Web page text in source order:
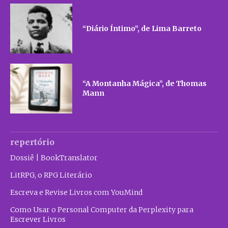
“Diário Íntimo”, de Lima Barreto
“A Montanha Mágica”, de Thomas
Mann
repertório
Dossiê | BookTranslator
LitRPG, o RPG Literário
Escreva e Revise Livros com YouMind
Como Usar o Personal Computer da Perplexity para
Escrever Livros